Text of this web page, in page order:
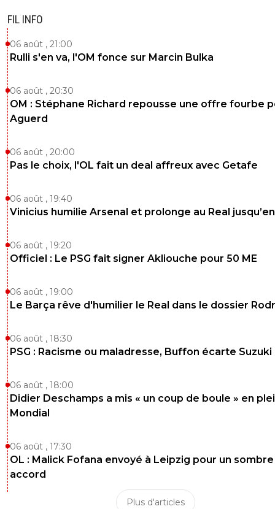
FIL INFO
06 août , 21:00
Rulli s'en va, l'OM fonce sur Marcin Bulka
06 août , 20:30
OM : Stéphane Richard repousse une offre fourbe
Aguerd
06 août , 20:00
Pas le choix, l'OL fait un deal affreux avec Getafe
06 août , 19:40
Vinicius humilie Arsenal et prolonge au Real
06 août , 19:20
Officiel : Le PSG fait signer Akliouche pour 50 ME
06 août , 19:00
Le Barça rêve d'humilier le Real dans le dossier
06 août , 18:30
PSG : Racisme ou maladresse, Buffon écarte Suzuki
06 août , 18:00
Didier Deschamps a mis « un coup de boule » en
Mondial
06 août , 17:30
OL : Malick Fofana envoyé à Leipzig pour un sombre
accord
Plus d'articles